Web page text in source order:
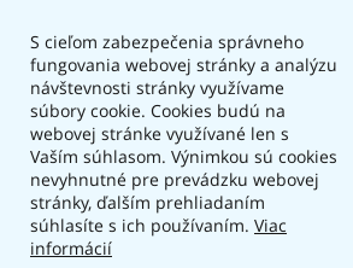
S cieľom zabezpečenia správneho
fungovania webovej stránky a analýzu
návštevnosti stránky využívame
súbory cookie. Cookies budú na
webovej stránke využívané len s
Vaším súhlasom. Výnimkou sú cookies
nevyhnutné pre prevádzku webovej
stránky, ďalším prehliadaním
súhlasíte s ich používaním. Viac
informácií